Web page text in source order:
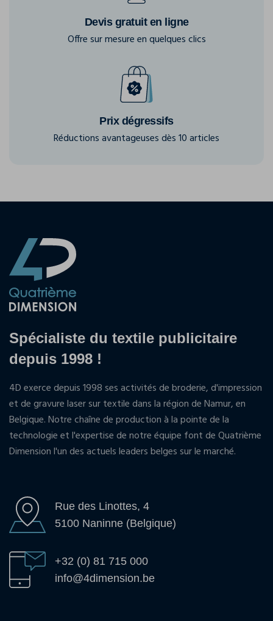
Devis gratuit en ligne
Offre sur mesure en quelques clics
Prix dégressifs
Réductions avantageuses dès 10 articles
Spécialiste du textile publicitaire
depuis 1998 !
4D exerce depuis 1998 ses activités de broderie, d'impression
et de gravure laser sur textile dans la région de Namur, en
Belgique. Notre chaîne de production à la pointe de la
technologie et l'expertise de notre équipe font de Quatrième
Dimension l'un des actuels leaders belges sur le marché.
Rue des Linottes, 4
5100 Naninne (Belgique)
+32 (0) 81 715 000
info@4dimension.be